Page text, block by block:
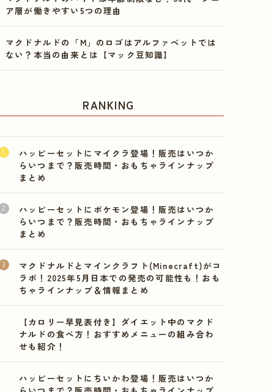
ア層が働きやすい5つの理由
マクドナルドの「M」のロゴはアルファベットでは
ない？本当の由来とは【マック豆知識】
RANKING
ハッピーセットにマイクラ登場！販売はいつか
らいつまで？販売時間・おもちゃラインナップ
まとめ
ハッピーセットにポケモン登場！販売はいつか
らいつまで？販売時間・おもちゃラインナップ
まとめ
マクドナルドとマインクラフト(Minecraft)がコ
ラボ！2025年5月日本での発売の可能性も！おも
ちゃラインナップ＆情報まとめ
【カロリー早見表付き】ダイエット中のマクド
ナルドの食べ方！おすすめメニューの組み合わ
せも紹介！
ハッピーセットにちいかわ登場！販売はいつか